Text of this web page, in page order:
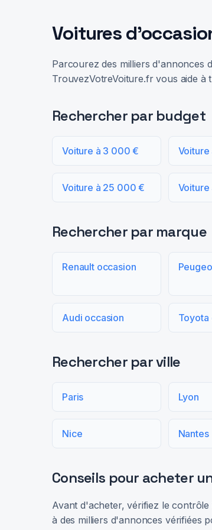
Voitures
Parcourez des milliers d'annonces
TrouvezVotreVoiture.fr vous aide
Rechercher par budget
Voiture à 3 000 €
Voiture à 25 000 €
Rechercher par marque
Renault occasion
Audi occasion Toyota
Rechercher par ville
Paris Lyon
Nice Nantes
Conseils pour acheter
Avant d'acheter, vérifiez le
à des milliers d'annonces vérifiées